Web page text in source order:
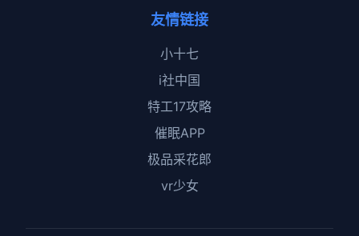
友情链接
小十七
i社中国
特工17攻略
催眠APP
极品采花郎
vr少女